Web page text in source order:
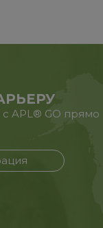
с APL® GO прямо